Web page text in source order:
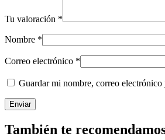
Tu valoración *
Nombre *
Correo electrónico *
Guardar mi nombre, correo
También te